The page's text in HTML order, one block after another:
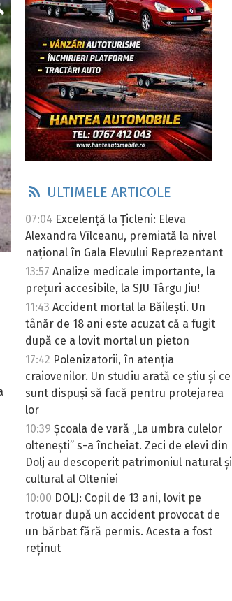
ULTIMELE ARTICOLE
07:04 Excelență la Țicleni: Eleva
Alexandra Vîlceanu, premiată la nivel
național în Gala Elevului Reprezentant
13:57 Analize medicale importante, la
prețuri accesibile, la SJU Târgu Jiu!
11:43 Accident mortal la Băilești. Un
tânăr de 18 ani este acuzat că a fugit
după ce a lovit mortal un pieton
17:42 Polenizatorii, în atenția
craiovenilor. Un studiu arată ce știu și ce
sunt dispuși să facă pentru protejarea
lor
10:39 Școala de vară „La umbra culelor
oltenești” s-a încheiat. Zeci de elevi din
Dolj au descoperit patrimoniul natural și
cultural al Olteniei
10:00 DOLJ: Copil de 13 ani, lovit pe
trotuar după un accident provocat de
un bărbat fără permis. Acesta a fost
reținut